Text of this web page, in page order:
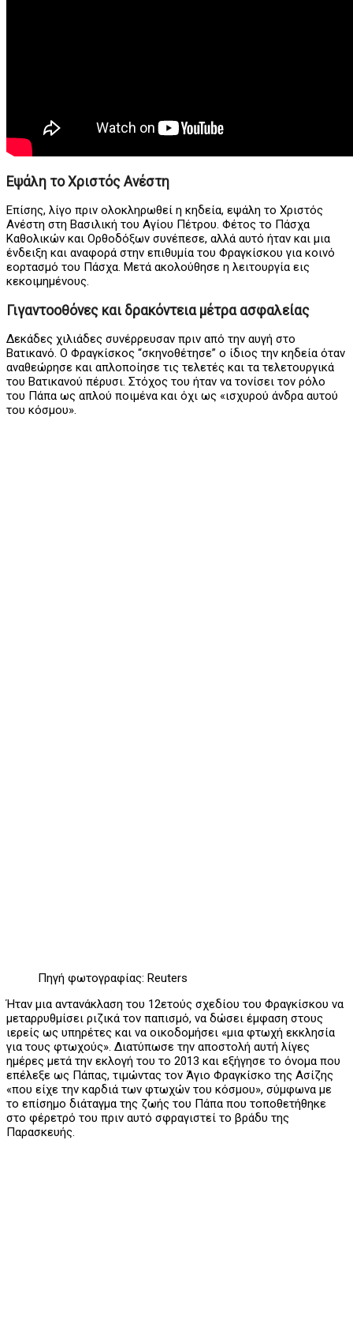
Εψάλη το Χριστός Ανέστη
Επίσης, λίγο πριν ολοκληρωθεί η κηδεία, εψάλη το Χριστός
Ανέστη στη Βασιλική του Αγίου Πέτρου. Φέτος το Πάσχα
Καθολικών και Ορθοδόξων συνέπεσε, αλλά αυτό ήταν και μια
ένδειξη και αναφορά στην επιθυμία του Φραγκίσκου για κοινό
εορτασμό του Πάσχα. Μετά ακολούθησε η λειτουργία εις
κεκοιμημένους.
Γιγαντοοθόνες και δρακόντεια μέτρα ασφαλείας
Δεκάδες χιλιάδες συνέρρευσαν πριν από την αυγή στο
Βατικανό. Ο Φραγκίσκος “σκηνοθέτησε” ο ίδιος την κηδεία όταν
αναθεώρησε και απλοποίησε τις τελετές και τα τελετουργικά
του Βατικανού πέρυσι. Στόχος του ήταν να τονίσει τον ρόλο
του Πάπα ως απλού ποιμένα και όχι ως «ισχυρού άνδρα αυτού
του κόσμου».
Πηγή φωτογραφίας: Reuters
Ήταν μια αντανάκλαση του 12ετούς σχεδίου του Φραγκίσκου να
μεταρρυθμίσει ριζικά τον παπισμό, να δώσει έμφαση στους
ιερείς ως υπηρέτες και να οικοδομήσει «μια φτωχή εκκλησία
για τους φτωχούς». Διατύπωσε την αποστολή αυτή λίγες
ημέρες μετά την εκλογή του το 2013 και εξήγησε το όνομα που
επέλεξε ως Πάπας, τιμώντας τον Άγιο Φραγκίσκο της Ασίζης
«που είχε την καρδιά των φτωχών του κόσμου», σύμφωνα με
το επίσημο διάταγμα της ζωής του Πάπα που τοποθετήθηκε
στο φέρετρό του πριν αυτό σφραγιστεί το βράδυ της
Παρασκευής.